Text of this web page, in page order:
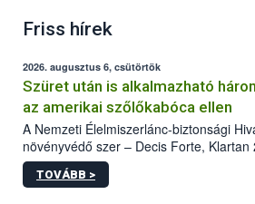
Friss hírek
2026. augusztus 6, csütörtök
Szüret után is alkalmazható
az amerikai szőlőkabóca ellen
A Nemzeti Élelmiszerlánc-biztonsági
növényvédő szer – Decis Forte, Klartan
engedélyokiratát módosította, így azok a
egészen a vesszőérettség (BBCH 91)
TOVÁBB >